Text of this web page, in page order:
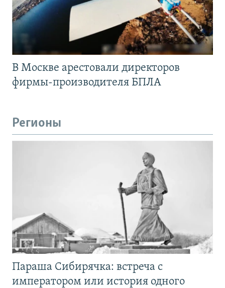
В Москве арестовали директоров
фирмы-производителя БПЛА
Регионы
Параша Сибирячка: встреча с
императором или история одного